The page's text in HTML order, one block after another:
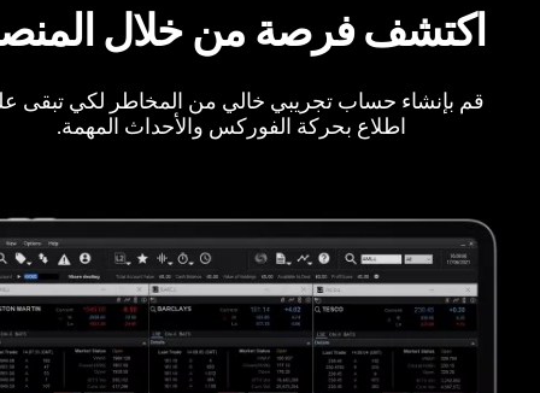
اكتشف فرصة من خلال
قم بإنشاء حساب تجريبي خالي من المخاطر لكي تبقى
اطلاع بحركة الفوركس والأحداث المهمة.